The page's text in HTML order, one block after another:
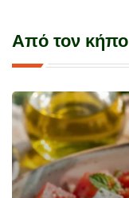
Από τον κήπο